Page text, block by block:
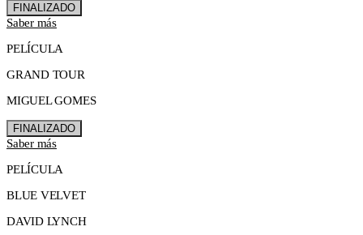
FINALIZADO
Saber más
PELÍCULA
GRAND TOUR
MIGUEL GOMES
FINALIZADO
Saber más
PELÍCULA
BLUE VELVET
DAVID LYNCH